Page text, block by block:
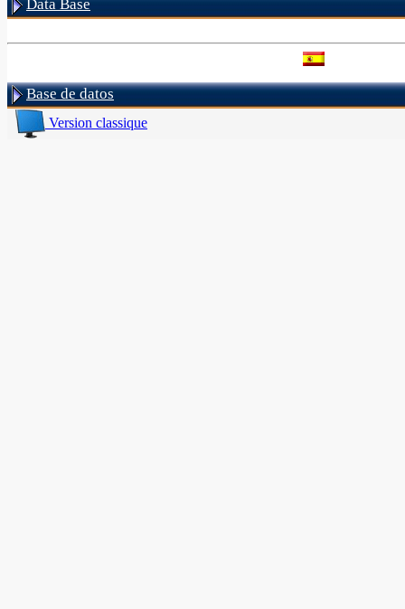
Data Base
Base de datos
Version classique